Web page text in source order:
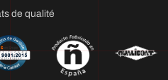
de qualité